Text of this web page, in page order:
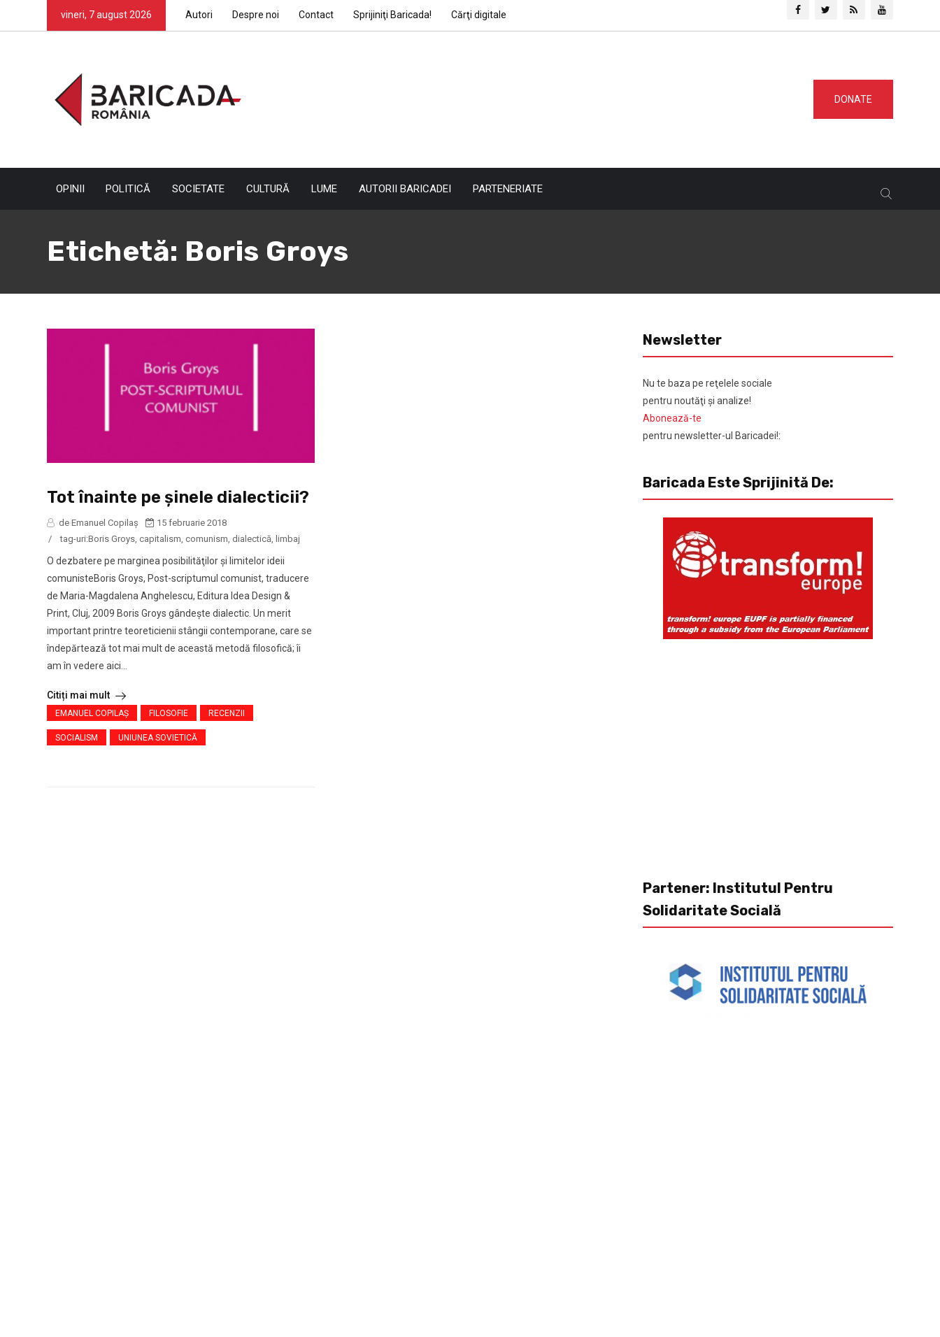
vineri, 7 august 2026 Autori Despre noi Contact Sprijiniţi Baricada! Cărţi digitale
DONATE
OPINII POLITICĂ SOCIETATE CULTURĂ LUME AUTORII BARICADEI PARTENERIATE
Etichetă: Boris Groys
Tot înainte pe şinele dialecticii?
de Emanuel Copilaș
15 februarie 2018
/
tag-uri:Boris Groys capitalism comunism dialectică limbaj
O dezbatere pe marginea posibilităţilor şi limitelor ideii
comunisteBoris Groys, Post-scriptumul comunist, traducere
de Maria-Magdalena Anghelescu, Editura Idea Design &
Print, Cluj, 2009 Boris Groys gândeşte dialectic. Un merit
important printre teoreticienii stângii contemporane, care se
îndepărtează tot mai mult de această metodă filosofică; îi
am în vedere aici...
Citiți mai mult
EMANUEL COPILAȘ FILOSOFIE RECENZII
SOCIALISM UNIUNEA SOVIETICĂ
Newsletter
Nu te baza pe reţelele sociale
pentru noutăţi şi analize!
Abonează-te
pentru newsletter-ul Baricadei!:
Baricada Este Sprijinită De:
Partener: Institutul Pentru
Solidaritate Socială